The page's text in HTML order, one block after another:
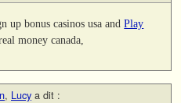
up bonus casinos usa andPlay
money canada,
, Lucy a dit :